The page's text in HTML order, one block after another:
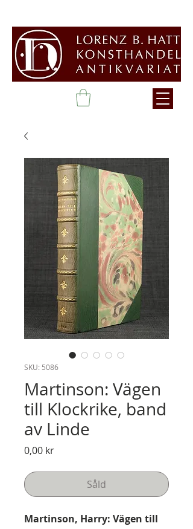
SKU: 5086
Martinson: Vägen
till Klockrike, band
av Linde
0,00 krPris
Såld
Martinson, Harry: Vägen till